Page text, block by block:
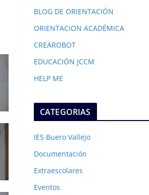
BLOG DE ORIENTACIÓN
ORIENTACION ACADÉMICA
CREAROBOT
EDUCACIÓN JCCM
HELP ME
CATEGORIAS
IES Buero Vallejo
Documentación
Extraescolares
Eventos